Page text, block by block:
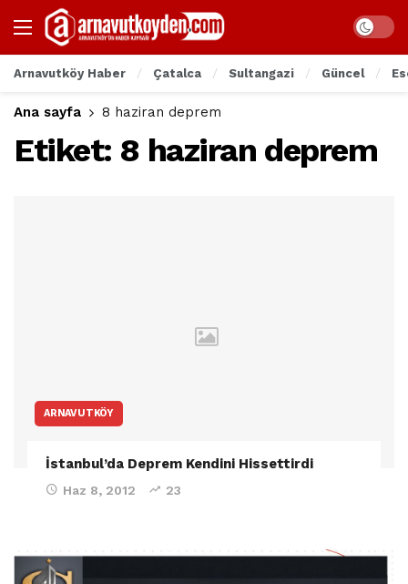
Arnavutköy Haber Çatalca Sultangazi Güncel
Ana sayfa 8 haziran deprem
Etiket: 8 haziran deprem
ARNAVUTKÖY
İstanbul’da Deprem Kendini Hissettirdi
Haz 8, 2012 23